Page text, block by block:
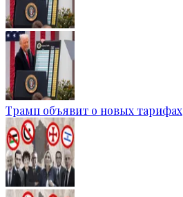
Трамп объявит о новых тарифах